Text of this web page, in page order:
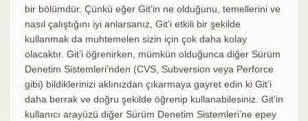
bir bölümdür. Çünkü eğer Git’in ne olduğunu, temellerini ve
nasıl çalıştığını iyi anlarsanız, Git’i etkili bir şekilde
kullanmak da muhtemelen sizin için çok daha kolay
olacaktır. Git’i öğrenirken, mümkün olduğunca diğer Sürüm
Denetim Sistemleri’nden (CVS, Subversion veya Perforce
gibi) bildiklerinizi aklınızdan çıkarmaya gayret edin ki Git’i
daha berrak ve doğru şekilde öğrenip kullanabilesiniz. Git’in
kullanıcı arayüzü diğer Sürüm Denetim Sistemleri’ne epey